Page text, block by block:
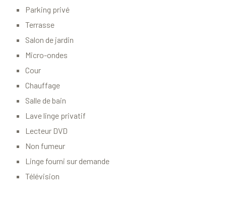
Parking privé
Terrasse
Salon de jardin
Micro-ondes
Cour
Chauffage
Salle de bain
Lave linge privatif
Lecteur DVD
Non fumeur
Linge fourni sur demande
Télévision